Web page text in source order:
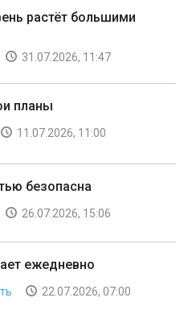
растёт большими
31.07.2026, 11:47
планы
11.07.2026, 11:00
безопасна
26.07.2026, 15:06
ежедневно
22.07.2026, 07:00